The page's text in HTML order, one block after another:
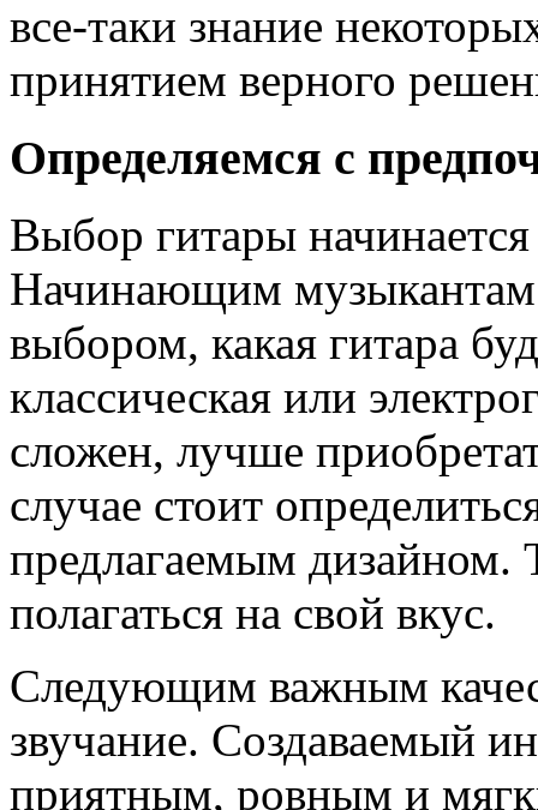
все-таки знание
принятием верного
Определяемся с
Выбор гитары
Начинающим музыкантам
выбором, какая гитара
классическая или
сложен, лучше
случае стоит
предлагаемым дизайном.
полагаться на свой вкус.
Следующим важным
звучание. Создаваемый
приятным, ровным и